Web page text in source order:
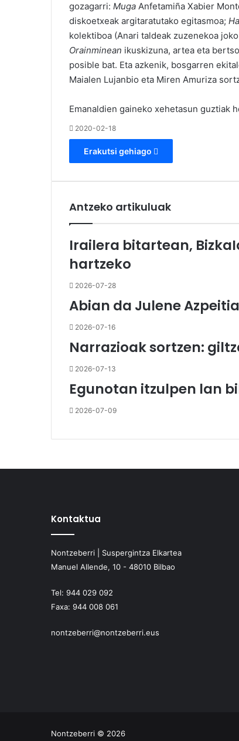
gozagarri: Muga Anfetamiña Xabier
diskoetxeak argitaratutako egitasmoa;
kolektiboa (Anari taldeak zuzenekoa
Orainminean ikuskizuna, artea eta
posible bat. Eta azkenik, bosgarren
Maialen Lujanbio eta Miren Amuriza
Emanaldien gaineko xehetasun guztiak
2020-02-18
Erakutsi gehiago
Antzeko artikuluak
Irailera bitartean,
hartzeko
2026-07-28
Abian da Julene
2026-07-16
Narrazioak sortzen:
2026-07-13
Egunotan itzulpen lan
2026-07-09
Kontaktua
Nontzeberri | Suspergintza Elkartea
Manuel Allende, 10 - 48010 Bilbao
Tel: 944 029 092
Faxa: 944 008 061
nontzeberri@nontzeberri.eus
Nontzeberri © 2026